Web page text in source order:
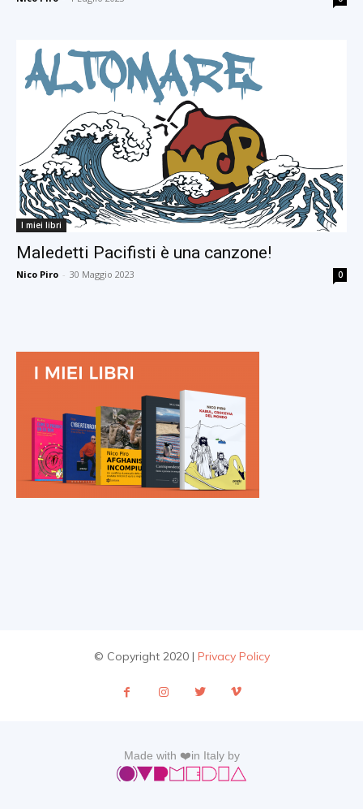
I miei libri
Maledetti Pacifisti è una canzone!
Nico Piro - 30 Maggio 2023 0
© Copyright 2020 | Privacy Policy
Made with ❤️in Italy by